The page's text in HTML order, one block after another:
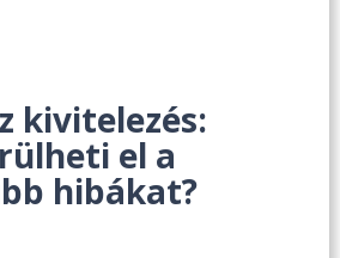
kivitelezés:
el a
hibákat?